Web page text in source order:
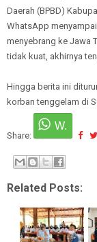
Daerah (BPBD)
WhatsApp
menyebrang ke Jawa
tidak kuat, akhirnya
Hingga berita ini
korban tenggelam di
Share:
Related Posts: